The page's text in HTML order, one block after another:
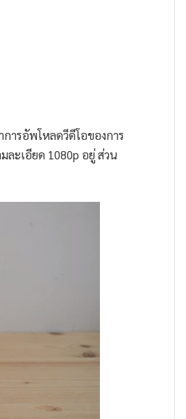
การอัพโหลดวีดีโอของการ
ละเอียด 1080p อยู่ ส่วน